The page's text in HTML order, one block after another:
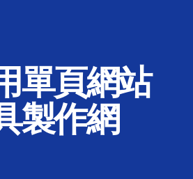
單頁網站
製作網